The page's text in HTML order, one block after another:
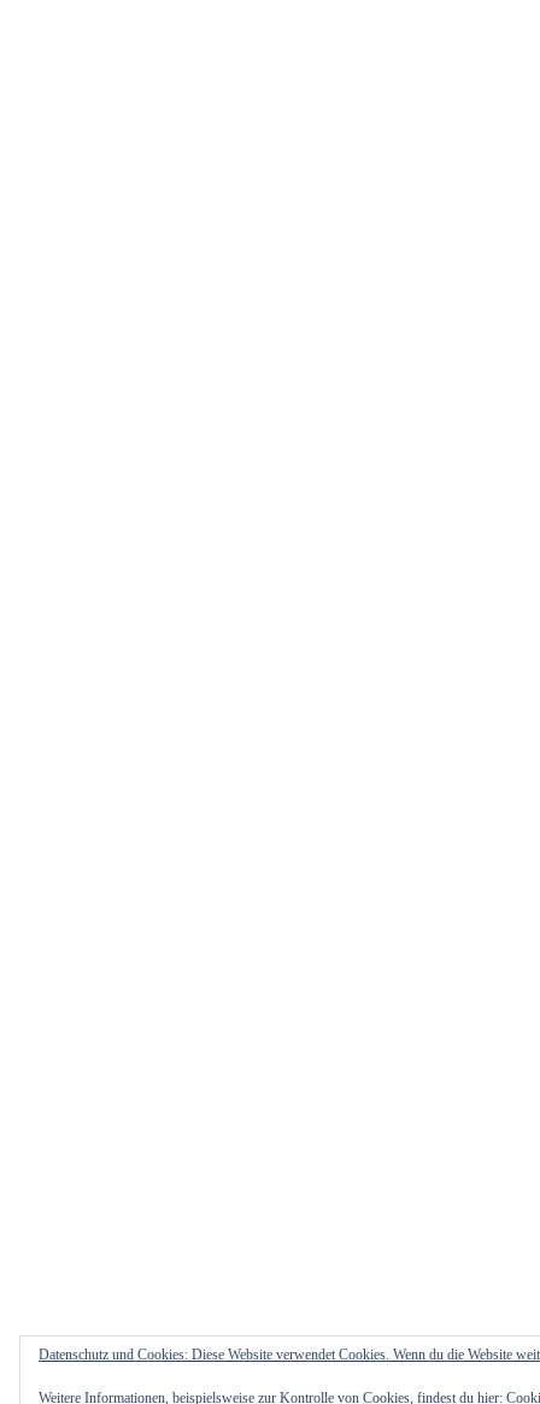
Datenschutz und Cookies: Diese Website verwendet Cookies. Wenn du die Website
Weitere Informationen, beispielsweise zur Kontrolle von Cookies, findest du hier: